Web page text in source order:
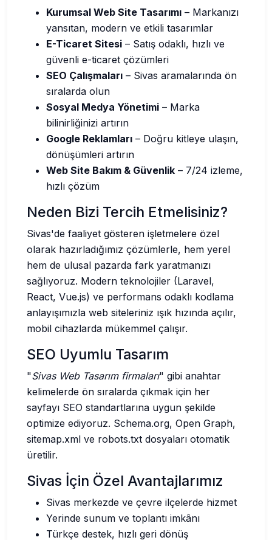
Kurumsal Web Site Tasarımı – Markanızı
yansıtan, modern ve etkili tasarımlar
E-Ticaret Sitesi – Satış odaklı, hızlı ve
güvenli e-ticaret çözümleri
SEO Çalışmaları – Sivas aramalarında ön
sıralarda olun
Sosyal Medya Yönetimi – Marka
bilinirliğinizi artırın
Google Reklamları – Doğru kitleye ulaşın,
dönüşümleri artırın
Web Site Bakım & Güvenlik – 7/24 izleme,
hızlı çözüm
Neden Bizi Tercih Etmelisiniz?
Sivas'de faaliyet gösteren işletmelere özel
olarak hazırladığımız çözümlerle, hem yerel
hem de ulusal pazarda fark yaratmanızı
sağlıyoruz. Modern teknolojiler (Laravel,
React, Vue.js) ve performans odaklı kodlama
anlayışımızla web siteleriniz ışık hızında açılır,
mobil cihazlarda mükemmel çalışır.
SEO Uyumlu Tasarım
"Sivas Web Tasarım firmaları" gibi anahtar
kelimelerde ön sıralarda çıkmak için her
sayfayı SEO standartlarına uygun şekilde
optimize ediyoruz. Schema.org, Open Graph,
sitemap.xml ve robots.txt dosyaları otomatik
üretilir.
Sivas İçin Özel Avantajlarımız
Sivas merkezde ve çevre ilçelerde hizmet
Yerinde sunum ve toplantı imkânı
Türkçe destek, hızlı geri dönüş